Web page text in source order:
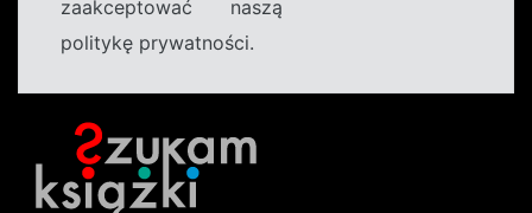
zaakceptować naszą
politykę prywatności.